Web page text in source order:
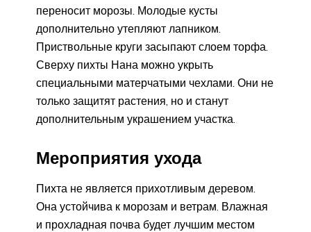
переносит морозы. Молодые кусты
дополнительно утепляют лапником.
Приствольные круги засыпают слоем торфа.
Сверху пихты Нана можно укрыть
специальными матерчатыми чехлами. Они не
только защитят растения, но и станут
дополнительным украшением участка.
Мероприятия ухода
Пихта не является прихотливым деревом.
Она устойчива к морозам и ветрам. Влажная
и прохладная почва будет лучшим местом